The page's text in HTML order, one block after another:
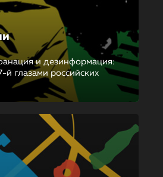
и дезинформация:
глазами российских